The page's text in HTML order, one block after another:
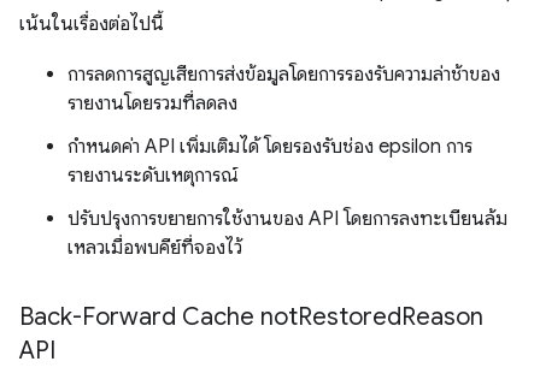
เน้นในเรื่องต่อไปนี้
การลดการสูญเสียการส่งข้อมูลโดยการรองรับความล่าช้าของ
รายงานโดยรวมที่ลดลง
กำหนดค่า API เพิ่มเติมได้ โดยรองรับช่อง epsilon การ
รายงานระดับเหตุการณ์
ปรับปรุงการขยายการใช้งานของ API โดยการลงทะเบียนล้ม
เหลวเมื่อพบคีย์ที่จองไว้
Back-Forward Cache notRestoredReason
API